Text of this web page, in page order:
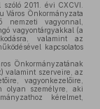
2011. évi CXCVI.
Város Önkormányzata
nemzeti vagyonnal,
vagyontárgyakkal (a
valamint az
kapcsolatos
Önkormányzatának
valamint szerveire, az
vagyonkezelőire,
olyan személyre, aki
kérelmet,